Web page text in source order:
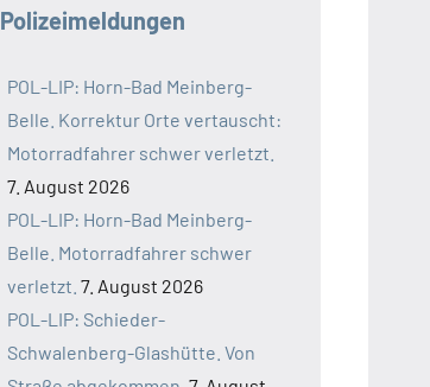
Polizeimeldungen
POL-LIP: Horn-Bad Meinberg-
Belle. Korrektur Orte vertauscht:
Motorradfahrer schwer verletzt.
7. August 2026
POL-LIP: Horn-Bad Meinberg-
Belle. Motorradfahrer schwer
verletzt. 7. August 2026
POL-LIP: Schieder-
Schwalenberg-Glashütte. Von